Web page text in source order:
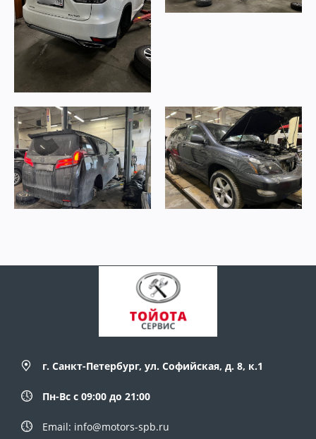
г. Санкт-Петербург, ул. Софийская, д. 8, к.1
Пн-Вс с 09:00 до 21:00
Email: info@motors-spb.ru